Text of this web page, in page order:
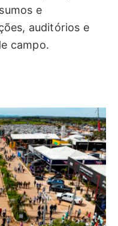
e
auditórios e
campo.